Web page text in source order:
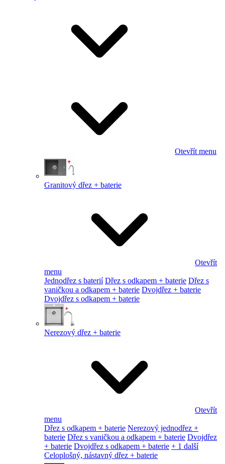
Otevřít menu
Granitový dřez + baterie
Otevřít
menu
Jednodřez s baterií Dřez s odkapem + baterie Dřez s
vaničkou a odkapem + baterie Dvojdřez + baterie
Dvojdřez s odkapem + baterie
Nerezový dřez + baterie
Otevřít
menu
Dřez s odkapem + baterie Nerezový jednodřez +
baterie Dřez s vaničkou a odkapem + baterie Dvojdřez
+ baterie Dvojdřez s odkapem + baterie + 1 další
Celoplošný, nástavný dřez + baterie